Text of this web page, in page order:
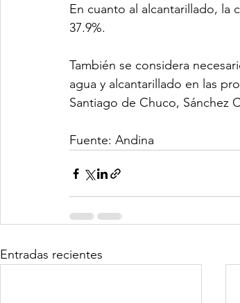
En cuanto al alcantarillado, la
37.9%.
También se considera
agua y alcantarillado en las
Santiago de Chuco, Sánchez
Fuente: Andina
Entradas recientes